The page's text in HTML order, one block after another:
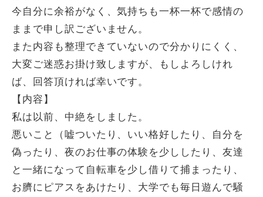
今自分に余裕がなく、気持ちも一杯一杯で感情の
ままで申し訳ございません。
また内容も整理できていないので分かりにくく、
大変ご迷惑お掛け致しますが、もしよろしけれ
ば、回答頂ければ幸いです。
【内容】
私は以前、中絶をしました。
悪いこと（嘘ついたり、いい格好したり、自分を
偽ったり、夜のお仕事の体験を少ししたり、友達
と一緒になって自転車を少し借りて捕まったり、
お臍にピアスをあけたり、大学でも毎日遊んで騒